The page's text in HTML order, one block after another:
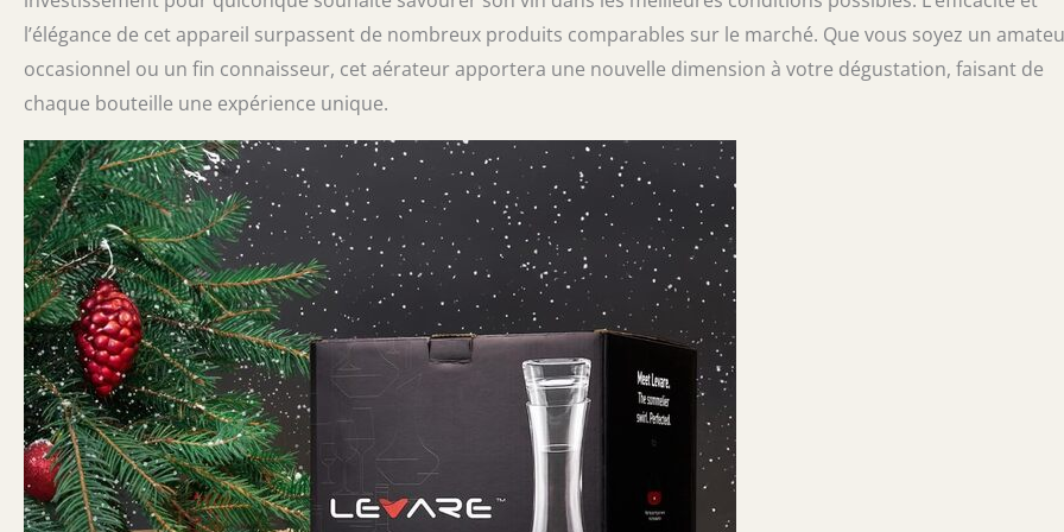
l’élégance de cet appareil surpassent de nombreux produits comparables sur le marché. Que vous soyez un
occasionnel ou un fin connaisseur, cet aérateur apportera une nouvelle dimension à votre dégustation, faisant de
chaque bouteille une expérience unique.